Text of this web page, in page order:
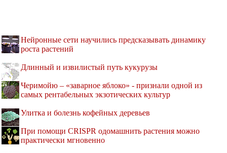
Нейронные сети научились предсказывать динамику
роста растений
Длинный и извилистый путь кукурузы
Черимойю – «заварное яблоко» - признали одной из
самых рентабельных экзотических культур
Улитка и болезнь кофейных деревьев
При помощи CRISPR одомашнить растения можно
практически мгновенно